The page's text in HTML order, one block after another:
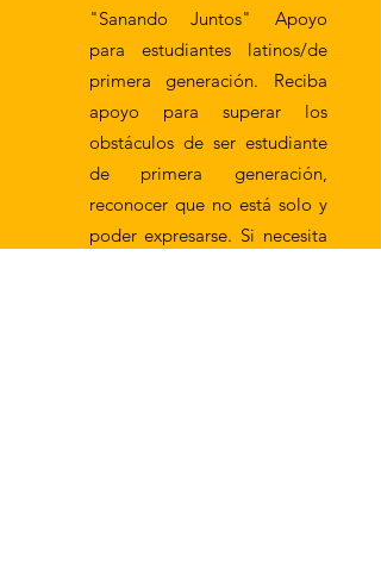
"Sanando Juntos" Apoyo
para estudiantes latinos/de
primera generación. Reciba
apoyo para superar los
obstáculos de ser estudiante
de primera generación,
reconocer que no está solo y
poder expresarse. Si necesita